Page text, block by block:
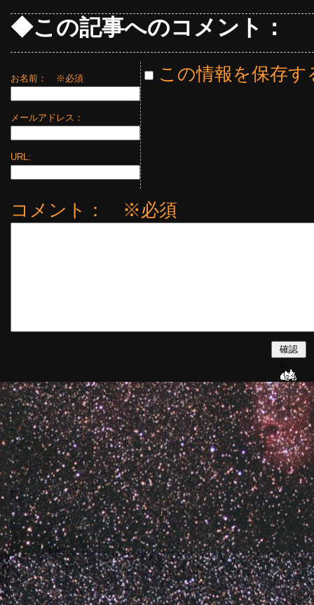
◆この記事へのコメント：
お名前： ※必須
メールアドレス：
URL:
この情報を保存す
コメント： ※必須